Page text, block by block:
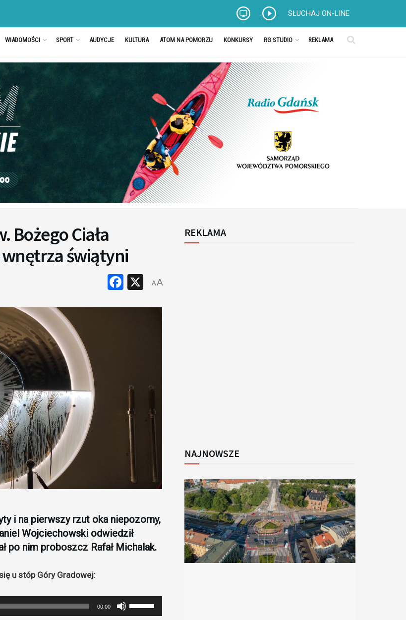
SŁUCHAJ ON-LINE
WIADOMOŚCI SPORT AUDYCJE KULTURA ATOM NA POMORZU KONKURSY RG STUDIO REKLAMA
Bożego Ciała
świątyni
Facebook
X
AA
i na pierwszy rzut oka niepozorny,
Wojciechowski odwiedził
po nim proboszcz Rafał Michalak.
u stóp Góry Gradowej:
00:00
strzałek
REKLAMA
NAJNOWSZE